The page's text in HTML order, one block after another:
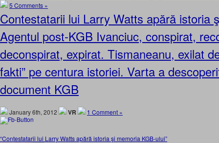
5 Comments »
Contestatarii lui Larry Watts apără istoria
Agentul post-KGB Ivanciuc, conspirat,
deconspirat, expirat. Tismaneanu, exilat
fakti” pe centura istoriei. Varta a
document KGB
January 6th, 2012 VR 1 Comment »
“Contestatarii lui Larry Watts apără istoria şi memoria KGB-ului”